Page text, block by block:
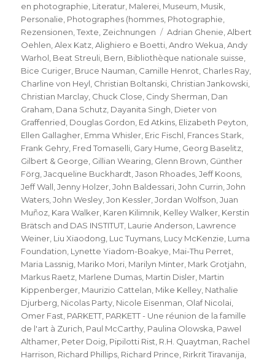
en photographie Literatur Malerei Museum Musik
Personalie Photographes (hommes Photographie
Rezensionen ,Texte Zeichnungen Schlagwörter
Adrian Ghenie ,Albert
Oehlen ,Alex Katz ,Alighiero e Boetti ,Andro Wekua ,Andy
Warhol Beat Streuli Bern Bibliothèque nationale suisse
Bice Curiger Bruce Nauman Camille Henrot Charles Ray
Charline von Heyl Christian Boltanski Christian Jankowski
Christian Marclay Chuck Close Cindy Sherman Dan
Graham Dana Schutz Dayanita Singh Dieter von
Graffenried Douglas Gordon Ed Atkins Elizabeth Peyton
Ellen Gallagher Emma Whisler Eric Fischl Frances Stark
Frank Gehry Fred Tomaselli Gary Hume Georg Baselitz
Gilbert & George Gillian Wearing Glenn Brown Günther
Förg ,Jacqueline Buckhardt ,Jason Rhoades ,Jeff Koons
Jeff Wall ,Jenny Holzer ,John Baldessari ,John Currin ,John
Waters ,John Wesley ,Jon Kessler ,Jordan Wolfson ,Juan
Muñoz Kara Walker Karen Kilimnik Kelley Walker Kerstin
Brätsch and DAS INSTITUT Laurie Anderson Lawrence
Weiner Liu Xiaodong Luc Tuymans Lucy McKenzie Luma
Foundation Lynette Yiadom-Boakye Mai-Thu Perret
Maria Lassnig Mariko Mori Marilyn Minter Mark Grotjahn
Markus Raetz Marlene Dumas Martin Disler Martin
Kippenberger Maurizio Cattelan Mike Kelley Nathalie
Djurberg Nicolas Party Nicole Eisenman Olaf Nicolai
Omer Fast PARKETT PARKETT - Une réunion de la famille
de l'art à Zurich Paul McCarthy Paulina Olowska Pawel
Althamer Peter Doig Pipilotti Rist R.H. Quaytman Rachel
Harrison Richard Phillips Richard Prince Rirkrit Tiravanija